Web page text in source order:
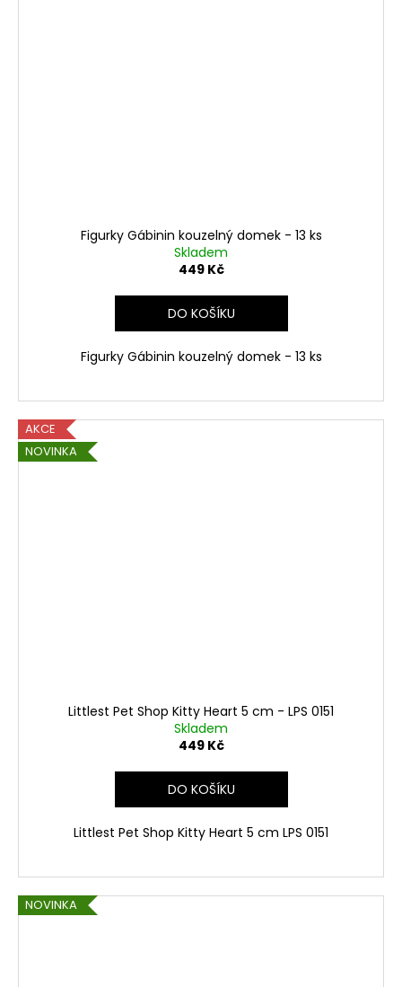
Figurky Gábinin kouzelný domek - 13 ks
Skladem
449 Kč
DO KOŠÍKU
Figurky Gábinin kouzelný domek - 13 ks
AKCE
NOVINKA
Littlest Pet Shop Kitty Heart 5 cm - LPS 0151
Skladem
449 Kč
DO KOŠÍKU
Littlest Pet Shop Kitty Heart 5 cm LPS 0151
NOVINKA